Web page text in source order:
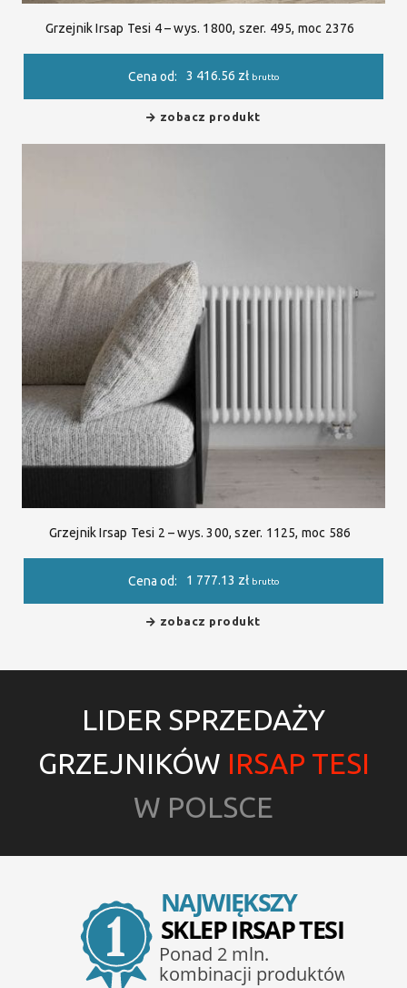
Grzejnik Irsap Tesi 4 – wys. 1800, szer. 495, moc 2376
Cena od: 3 416.56 zł brutto
zobacz produkt
Grzejnik Irsap Tesi 2 – wys. 300, szer. 1125, moc 586
Cena od: 1 777.13 zł brutto
zobacz produkt
LIDER SPRZEDAŻY
GRZEJNIKÓW IRSAP TESI
W POLSCE